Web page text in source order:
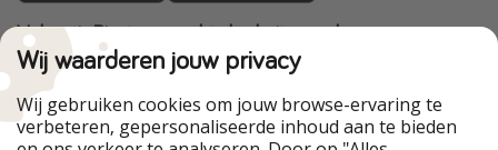
VakantiePiraten maakt deel uit van de
HolidayPirates Group
Onze markten
PiratinViaggio
HolidayPirates
Wij waarderen jouw privacy
Wij gebruiken cookies om jouw browse-ervaring te
verbeteren, gepersonaliseerde inhoud aan te bieden